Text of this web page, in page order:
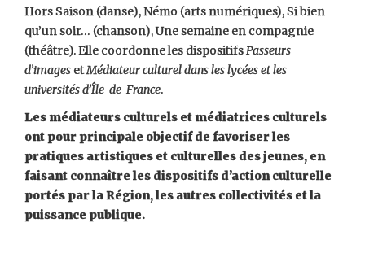
Hors Saison (danse), Némo (arts numériques), Si bien
qu’un soir… (chanson), Une semaine en compagnie
(théâtre). Elle coordonne les dispositifsPasseurs
d’imagesetMédiateur culturel dans les lycées et les
universités d’Île-de-France.
Les médiateurs culturels et médiatrices culturels
ont pour principale objectif de favoriser les
pratiques artistiques et culturelles des jeunes, en
faisant connaître les dispositifs d’action culturelle
portés par la Région, les autres collectivités et la
puissance publique.